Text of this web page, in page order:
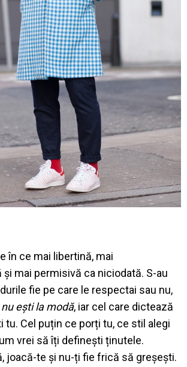
în ce mai libertină, mai
mai permisivă ca niciodată. S-au
fie pe care le respectai sau nu,
nu ești la modă, iar cel care dictează
tu. Cel puțin ce porți tu, ce stil alegi
vrei să îți definești ținutele.
joacă-te și nu-ți fie frică să greșești.